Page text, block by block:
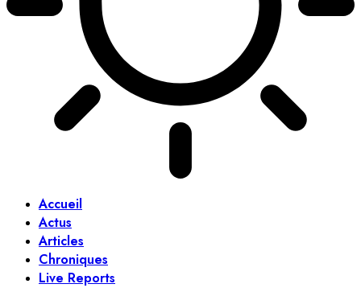
Accueil
Actus
Articles
Chroniques
Live Reports